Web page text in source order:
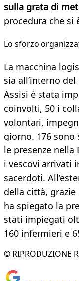
sulla grata di
procedura che si
Lo sforzo
La macchina
sia all’interno
Assisi è stata
coinvolti, 50 i
volontari,
giorno. 176 sono
le presenze nella
i vescovi arrivati
sacerdoti.
della città, grazie
ha spiegato la
stati impiegati
160 infermieri e
© RIPRODUZIONE